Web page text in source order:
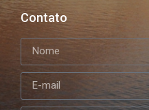
Contato